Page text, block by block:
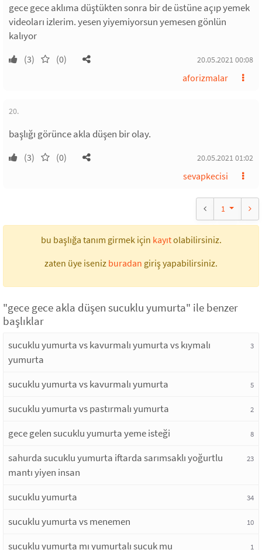
gece gece aklıma düştükten sonra bir de üstüne açıp yemek
videoları izlerim. yesen yiyemiyorsun yemesen gönlün
kalıyor
(3) (0) 20.05.2021 00:08
aforizmalar
20.
başlığı görünce akla düşen bir olay.
(3) (0) 20.05.2021 01:02
sevapkecisi
1
bu başlığa tanım girmek için kayıtolabilirsiniz.
zaten üye iseniz buradan giriş yapabilirsiniz.
"gece gece akla düşen sucuklu yumurta" ile benzer
başlıklar
sucuklu yumurta vs kavurmalı yumurta vs kıymalı
yumurta
3
sucuklu yumurta vs kavurmalı yumurta 5
sucuklu yumurta vs pastırmalı yumurta 2
gece gelen sucuklu yumurta yeme isteği 8
sahurda sucuklu yumurta iftarda sarımsaklı yoğurtlu
mantı yiyen insan
23
sucuklu yumurta 34
sucuklu yumurta vs menemen 10
sucuklu yumurta mı yumurtalı sucuk mu 1